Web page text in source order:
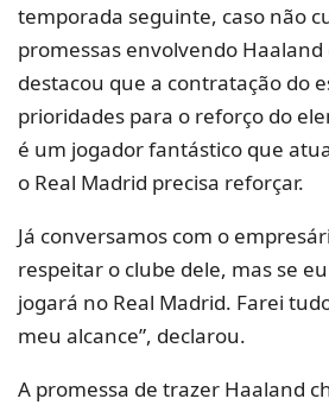
temporada seguinte, caso não
promessas envolvendo Haaland
destacou que a contratação do
prioridades para o reforço do
é um jogador fantástico que
o Real Madrid precisa reforçar.
Já conversamos com o
respeitar o clube dele, mas se
jogará no Real Madrid. Farei
meu alcance”, declarou.
A promessa de trazer Haaland